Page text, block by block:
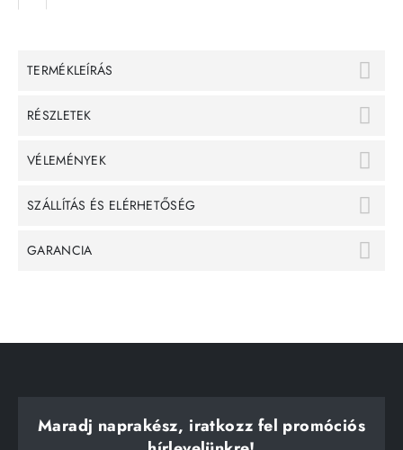
TERMÉKLEÍRÁS
RÉSZLETEK
VÉLEMÉNYEK
SZÁLLÍTÁS ÉS ELÉRHETŐSÉG
GARANCIA
Maradj naprakész, iratkozz fel promóciós